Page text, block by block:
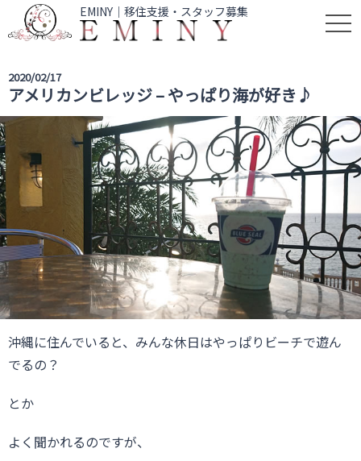
EMINY｜移住支援・スタッフ募集
t
e
n
a
v
g
a
t
i
o
n
2020/02/17
アメリカンビレッジ – やっぱり海が好き♪
沖縄に住んでいると、みんな休日はやっぱりビーチで遊ん
でるの？
とか
よく聞かれるのですが、